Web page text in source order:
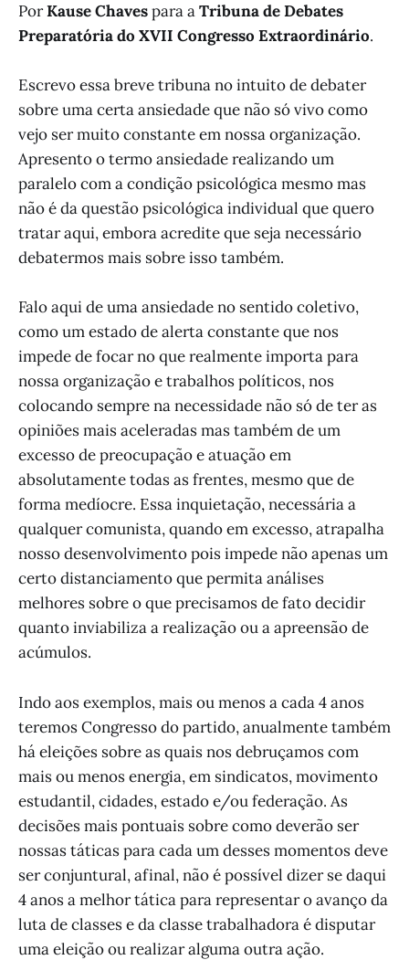
PorKause Chavespara aTribuna de Debates
Preparatória do XVII Congresso Extraordinário.
Escrevo essa breve tribuna no intuito de debater
sobre uma certa ansiedade que não só vivo como
vejo ser muito constante em nossa organização.
Apresento o termo ansiedade realizando um
paralelo com a condição psicológica mesmo mas
não é da questão psicológica individual que quero
tratar aqui, embora acredite que seja necessário
debatermos mais sobre isso também.
Falo aqui de uma ansiedade no sentido coletivo,
como um estado de alerta constante que nos
impede de focar no que realmente importa para
nossa organização e trabalhos políticos, nos
colocando sempre na necessidade não só de ter as
opiniões mais aceleradas mas também de um
excesso de preocupação e atuação em
absolutamente todas as frentes, mesmo que de
forma medíocre. Essa inquietação, necessária a
qualquer comunista, quando em excesso, atrapalha
nosso desenvolvimento pois impede não apenas um
certo distanciamento que permita análises
melhores sobre o que precisamos de fato decidir
quanto inviabiliza a realização ou a apreensão de
acúmulos.
Indo aos exemplos, mais ou menos a cada 4 anos
teremos Congresso do partido, anualmente também
há eleições sobre as quais nos debruçamos com
mais ou menos energia, em sindicatos, movimento
estudantil, cidades, estado e/ou federação. As
decisões mais pontuais sobre como deverão ser
nossas táticas para cada um desses momentos deve
ser conjuntural, afinal, não é possível dizer se daqui
4 anos a melhor tática para representar o avanço da
luta de classes e da classe trabalhadora é disputar
uma eleição ou realizar alguma outra ação.